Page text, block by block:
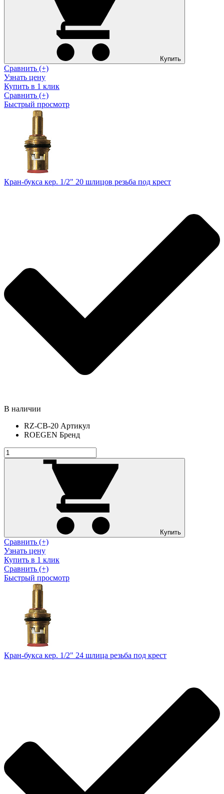
Купить
Сравнить (+)
Узнать цену
Купить в 1 клик
Сравнить (+)
Быстрый просмотр
Кран-букса кер. 1/2" 20 шлицов резьба под крест
В наличии
RZ-CB-20 Артикул
ROEGEN Бренд
Купить
Сравнить (+)
Узнать цену
Купить в 1 клик
Сравнить (+)
Быстрый просмотр
Кран-букса кер. 1/2" 24 шлица резьба под крест